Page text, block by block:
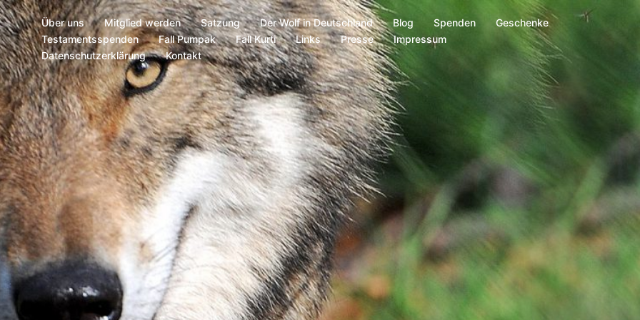
Über uns Mitglied werden Satzung Der Wolf in Deutschland Blog Spenden
Geschenke
Testamentsspenden
Fall Pumpak Fall Kurti Links Presse
Impressum
Datenschutzerklärung
Kontakt